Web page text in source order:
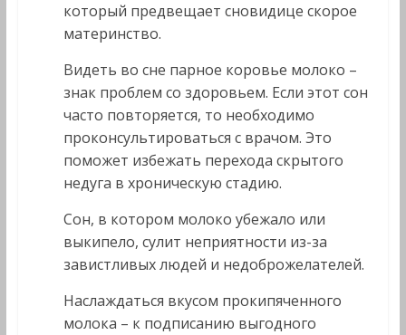
который предвещает сновидице скорое
материнство.
Видеть во сне парное коровье молоко –
знак проблем со здоровьем. Если этот сон
часто повторяется, то необходимо
проконсультироваться с врачом. Это
поможет избежать перехода скрытого
недуга в хроническую стадию.
Сон, в котором молоко убежало или
выкипело, сулит неприятности из-за
завистливых людей и недоброжелателей.
Наслаждаться вкусом прокипяченного
молока – к подписанию выгодного